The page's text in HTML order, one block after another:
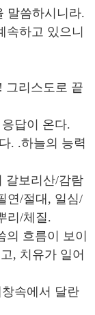
말씀하시니라.
속하고 있으니
그리스도로 끝
답이 온다.
. .하늘의 능력
갈보리산/감람
연/절대, 일심/
리/체질.
흐름이 보이
, 치유가 일어
속에서 달란